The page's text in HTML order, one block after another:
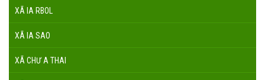
XÃ IA RBOL
XÃ IA SAO
XÃ CHƯ A THAI